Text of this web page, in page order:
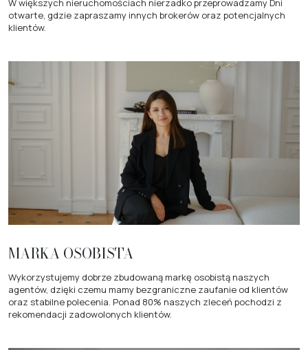
W większych nieruchomościach nierzadko przeprowadzamy Dni
otwarte, gdzie zapraszamy innych brokerów oraz potencjalnych
klientów.
MARKA OSOBISTA
Wykorzystujemy dobrze zbudowaną markę osobistą naszych
agentów, dzięki czemu mamy bezgraniczne zaufanie od klientów
oraz stabilne polecenia. Ponad 80% naszych zleceń pochodzi z
rekomendacji zadowolonych klientów.